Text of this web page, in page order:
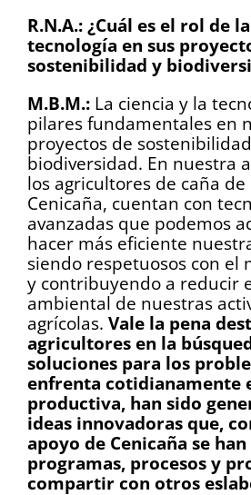
R.N.A.: ¿Cuál es el rol de
tecnología en sus
sostenibilidad y
M.B.M.: La ciencia y la
pilares fundamentales en
proyectos de
biodiversidad. En nuestra
los agricultores de caña
Cenicaña, cuentan con
avanzadas que podemos
hacer más eficiente
siendo respetuosos con el
y contribuyendo a reducir
ambiental de nuestras
agrícolas. Vale la pena
agricultores en la
soluciones para los
enfrenta cotidianamente
productiva, han sido
ideas innovadoras que,
apoyo de Cenicaña se
programas, procesos y
compartir con otros